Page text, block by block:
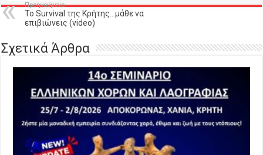
Προηγούμενο
To Survival της Κρήτης…μάθε να
επιβιώνεις (video)
Σχετικά Άρθρα